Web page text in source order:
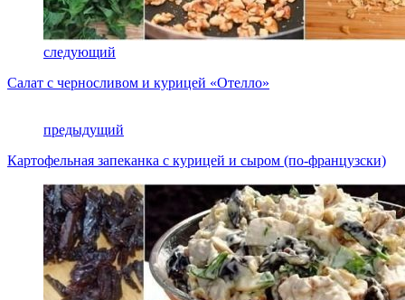
следующий
Салат с черносливом и курицей «Отелло»
предыдущий
Картофельная запеканка с курицей и сыром (по-французски)